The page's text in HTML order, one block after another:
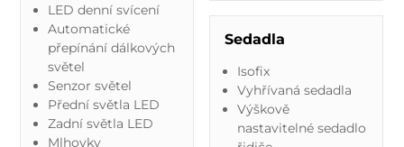
LED denní svícení
Automatické
přepínání dálkových
světel
Senzor světel
Přední světla LED
Zadní světla LED
Mlhovky
Sedadla
Isofix
Vyhřívaná sedadla
Výškově
nastavitelné sedadlo